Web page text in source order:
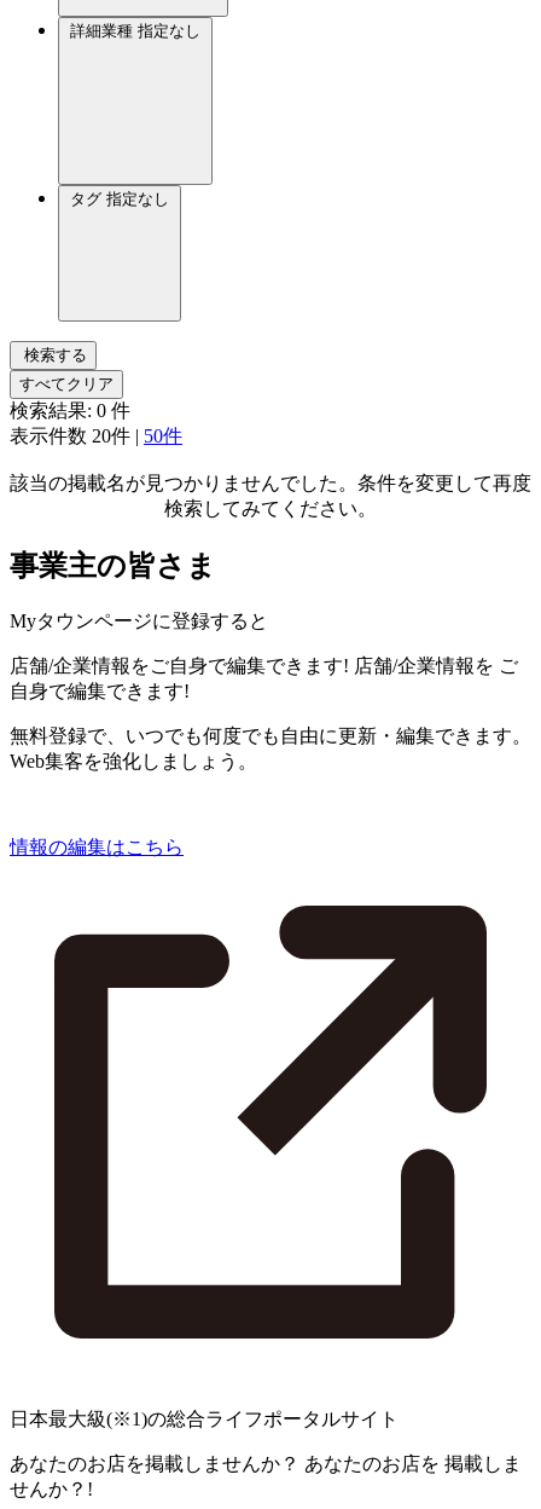
詳細業種 指定なし
タグ 指定なし
検索する
すべてクリア
検索結果: 0 件
表示件数 20件 | 50件
該当の掲載名が見つかりませんでした。条件を変更して再度
検索してみてください。
事業主の皆さま
Myタウンページに登録すると
店舗/企業情報をご自身で編集できます! 店舗/企業情報を ご
自身で編集できます!
無料登録で、いつでも何度でも自由に更新・編集できます。
Web集客を強化しましょう。
情報の編集はこちら
日本最大級(※1)の総合ライフポータルサイト
あなたのお店を掲載しませんか？ あなたのお店を 掲載しま
せんか？!